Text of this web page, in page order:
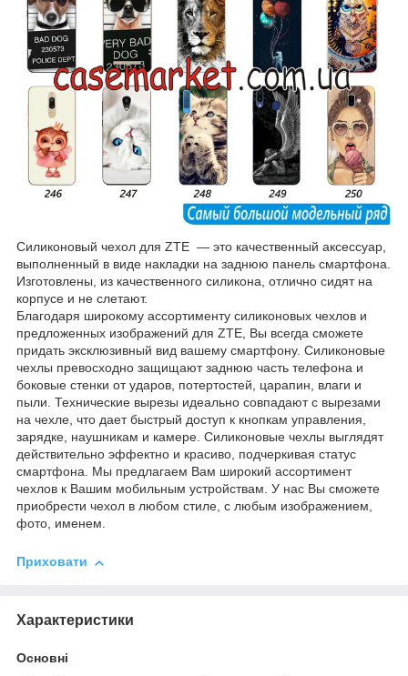
Силиконовый чехол для ZTE ― это качественный аксессуар,
выполненный в виде накладки на заднюю панель смартфона.
Изготовлены, из качественного силикона, отлично сидят на
корпусе и не слетают.
Благодаря широкому ассортименту силиконовых чехлов и
предложенных изображений для ZTE, Вы всегда сможете
придать эксклюзивный вид вашему смартфону. Силиконовые
чехлы превосходно защищают заднюю часть телефона и
боковые стенки от ударов, потертостей, царапин, влаги и
пыли. Технические вырезы идеально совпадают с вырезами
на чехле, что дает быстрый доступ к кнопкам управления,
зарядке, наушникам и камере. Силиконовые чехлы выглядят
действительно эффектно и красиво, подчеркивая статус
смартфона. Мы предлагаем Вам широкий ассортимент
чехлов к Вашим мобильным устройствам. У нас Вы сможете
приобрести чехол в любом стиле, с любым изображением,
фото, именем.
Приховати
Характеристики
Основні